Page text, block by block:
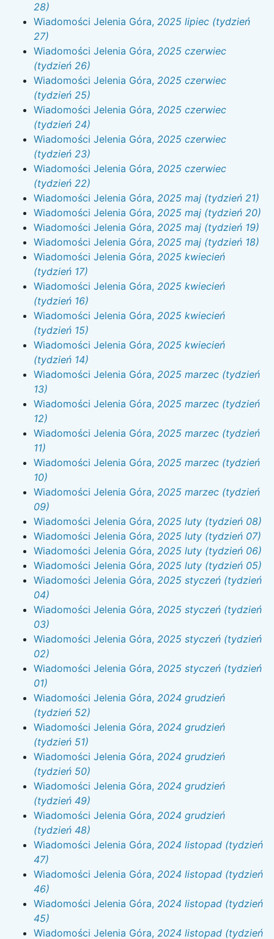
28)
Wiadomości Jelenia Góra, 2025 lipiec (tydzień
27)
Wiadomości Jelenia Góra, 2025 czerwiec
(tydzień 26)
Wiadomości Jelenia Góra, 2025 czerwiec
(tydzień 25)
Wiadomości Jelenia Góra, 2025 czerwiec
(tydzień 24)
Wiadomości Jelenia Góra, 2025 czerwiec
(tydzień 23)
Wiadomości Jelenia Góra, 2025 czerwiec
(tydzień 22)
Wiadomości Jelenia Góra, 2025 maj (tydzień 21)
Wiadomości Jelenia Góra, 2025 maj (tydzień 20)
Wiadomości Jelenia Góra, 2025 maj (tydzień 19)
Wiadomości Jelenia Góra, 2025 maj (tydzień 18)
Wiadomości Jelenia Góra, 2025 kwiecień
(tydzień 17)
Wiadomości Jelenia Góra, 2025 kwiecień
(tydzień 16)
Wiadomości Jelenia Góra, 2025 kwiecień
(tydzień 15)
Wiadomości Jelenia Góra, 2025 kwiecień
(tydzień 14)
Wiadomości Jelenia Góra, 2025 marzec (tydzień
13)
Wiadomości Jelenia Góra, 2025 marzec (tydzień
12)
Wiadomości Jelenia Góra, 2025 marzec (tydzień
11)
Wiadomości Jelenia Góra, 2025 marzec (tydzień
10)
Wiadomości Jelenia Góra, 2025 marzec (tydzień
09)
Wiadomości Jelenia Góra, 2025 luty (tydzień 08)
Wiadomości Jelenia Góra, 2025 luty (tydzień 07)
Wiadomości Jelenia Góra, 2025 luty (tydzień 06)
Wiadomości Jelenia Góra, 2025 luty (tydzień 05)
Wiadomości Jelenia Góra, 2025 styczeń (tydzień
04)
Wiadomości Jelenia Góra, 2025 styczeń (tydzień
03)
Wiadomości Jelenia Góra, 2025 styczeń (tydzień
02)
Wiadomości Jelenia Góra, 2025 styczeń (tydzień
01)
Wiadomości Jelenia Góra, 2024 grudzień
(tydzień 52)
Wiadomości Jelenia Góra, 2024 grudzień
(tydzień 51)
Wiadomości Jelenia Góra, 2024 grudzień
(tydzień 50)
Wiadomości Jelenia Góra, 2024 grudzień
(tydzień 49)
Wiadomości Jelenia Góra, 2024 grudzień
(tydzień 48)
Wiadomości Jelenia Góra, 2024 listopad (tydzień
47)
Wiadomości Jelenia Góra, 2024 listopad (tydzień
46)
Wiadomości Jelenia Góra, 2024 listopad (tydzień
45)
Wiadomości Jelenia Góra, 2024 listopad (tydzień